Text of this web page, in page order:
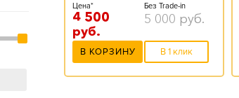
Цена*
4 500
руб.
Без Trade-in
5 000 руб.
В КОРЗИНУ В 1 клик